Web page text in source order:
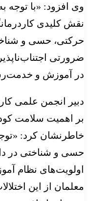
وی افزود: «با توجه
نقش کلیدی
حرکتی، حسی و
ضرورتی
در آموزش و
دبیر انجمن علمی
بر اهمیت سلامت
خاطرنشان کرد:
حسی و شناختی در
اولویت‌های نظام
معلمان از این